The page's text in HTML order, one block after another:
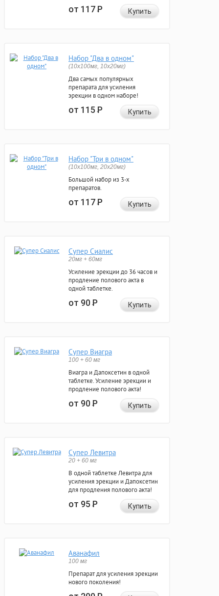
от 117Р Купить
Набор "Два в одном"
(10x100мг, 10x20мг)
Два самых популярных
препарата для усиления
эрекции в одном наборе!
от 115Р Купить
Набор "Три в одном"
(10x100мг, 20x20мг)
Большой набор из 3-х
препаратов.
от 117Р Купить
Супер Сиалис
20мг + 60мг
Усиление эрекции до 36 часов и
продление полового акта в
одной таблетке.
от 90Р Купить
Супер Виагра
100 + 60 мг
Виагра и Дапоксетин в одной
таблетке. Усиление эрекции и
продление полового акта!
от 90Р Купить
Супер Левитра
20 + 60 мг
В одной таблетке Левитра для
усиления эрекции и Дапоксетин
для продления полового акта!
от 95Р Купить
Аванафил
100 мг
Препарат для усиления эрекции
нового поколения!